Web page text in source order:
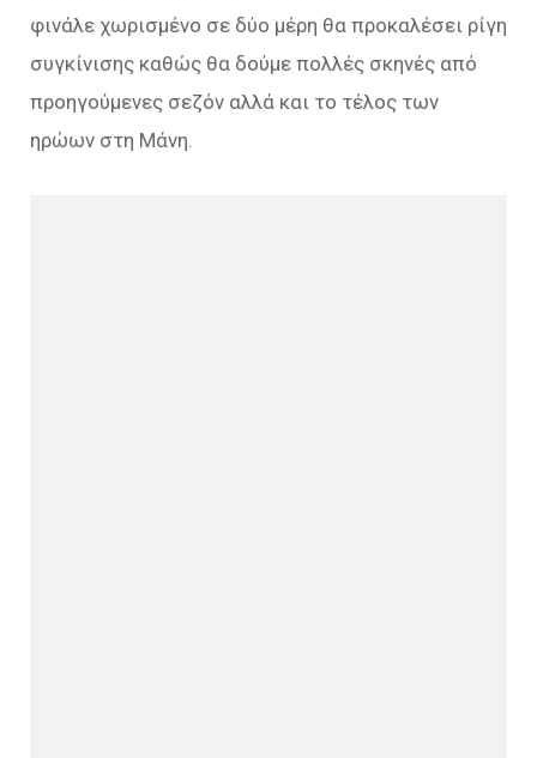
φινάλε χωρισμένο σε δύο μέρη θα προκαλέσει ρίγη
συγκίνισης καθώς θα δούμε πολλές σκηνές από
προηγούμενες σεζόν αλλά και το τέλος των
ηρώων στη Μάνη.